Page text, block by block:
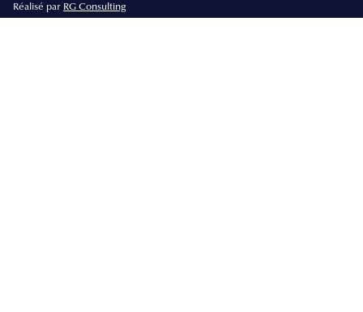
Réalisé par RG Consulting